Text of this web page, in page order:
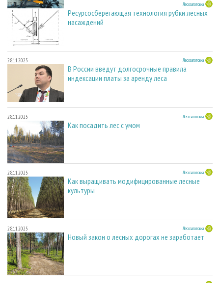
23.03.2026 Лесозаготовка
Ресурсосберегающая технология рубки лесных
насаждений
28.11.2025 Лесозаготовка
В России введут долгосрочные правила
индексации платы за аренду леса
28.11.2025 Лесозаготовка
Как посадить лес с умом
28.11.2025 Лесозаготовка
Как выращивать модифицированные лесные
культуры
28.11.2025 Лесозаготовка
Новый закон о лесных дорогах не заработает